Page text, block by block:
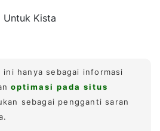
Untuk Kista
hanya sebagai informasi
optimasi pada situs
sebagai pengganti saran